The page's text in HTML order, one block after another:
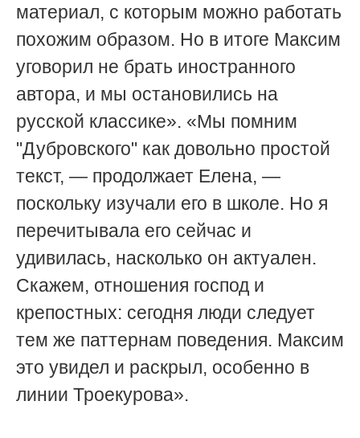
материал, с которым можно работать
похожим образом. Но в итоге Максим
уговорил не брать иностранного
автора, и мы остановились на
русской классике». «Мы помним
"Дубровского" как довольно простой
текст, — продолжает Елена, —
поскольку изучали его в школе. Но я
перечитывала его сейчас и
удивилась, насколько он актуален.
Скажем, отношения господ и
крепостных: сегодня люди следует
тем же паттернам поведения. Максим
это увидел и раскрыл, особенно в
линии Троекурова».